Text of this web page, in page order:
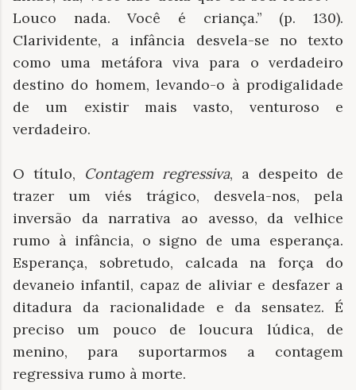
Louco nada. Você é criança.” (p. 130).
Clarividente, a infância desvela-se no texto
como uma metáfora viva para o verdadeiro
destino do homem, levando-o à prodigalidade
de um existir mais vasto, venturoso e
verdadeiro.
O título, Contagem regressiva, a despeito de
trazer um viés trágico, desvela-nos, pela
inversão da narrativa ao avesso, da velhice
rumo à infância, o signo de uma esperança.
Esperança, sobretudo, calcada na força do
devaneio infantil, capaz de aliviar e desfazer a
ditadura da racionalidade e da sensatez. É
preciso um pouco de loucura lúdica, de
menino, para suportarmos a contagem
regressiva rumo à morte.